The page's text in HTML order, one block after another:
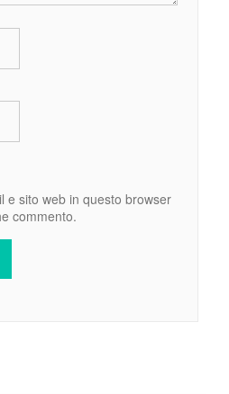
e sito web in questo browser
commento.